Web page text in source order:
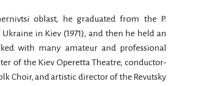
oblast, he graduated from the P.
in Kiev (1971), and then he held an
with many amateur and professional
of the Kiev Operetta Theatre, conductor-
Choir, and artistic director of the Revutsky